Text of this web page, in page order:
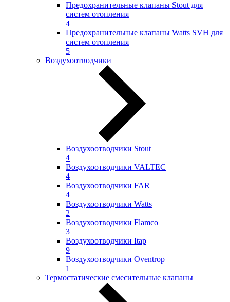
Предохранительные клапаны Stout для
систем отопления
4
Предохранительные клапаны Watts SVH для
систем отопления
5
Воздухоотводчики
Воздухоотводчики Stout
4
Воздухоотводчики VALTEC
4
Воздухоотводчики FAR
4
Воздухоотводчики Watts
2
Воздухоотводчики Flamco
3
Воздухоотводчики Itap
9
Воздухоотводчики Oventrop
1
Термостатические смесительные клапаны